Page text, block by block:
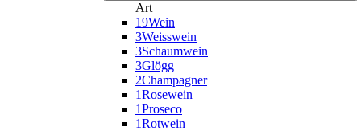
Art
19Wein
3Weisswein
3Schaumwein
3Glögg
2Champagner
1Rosewein
1Proseco
1Rotwein